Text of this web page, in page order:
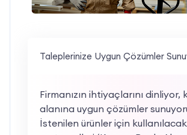
Taleplerinize Uygun Çözümler
Firmanızın ihtiyaçlarını dinliyor,
alanına uygun çözümler
İstenilen ürünler için kullanılacak